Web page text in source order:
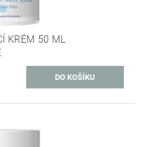
KRÉM 50 ML